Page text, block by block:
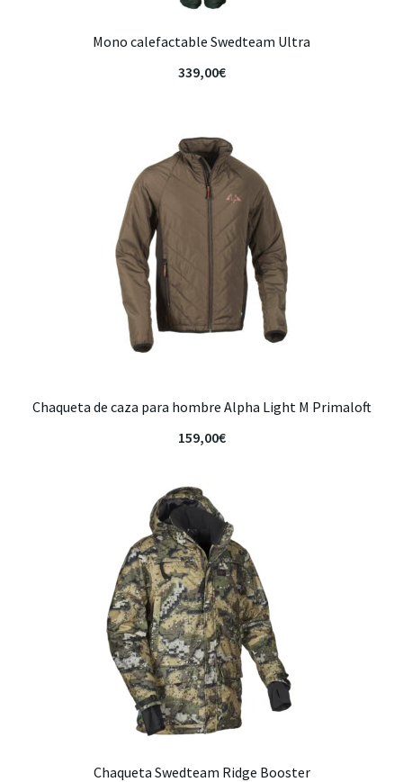
Mono calefactable Swedteam Ultra
339,00€
Chaqueta de caza para hombre Alpha Light M Primaloft
159,00€
Chaqueta Swedteam Ridge Booster